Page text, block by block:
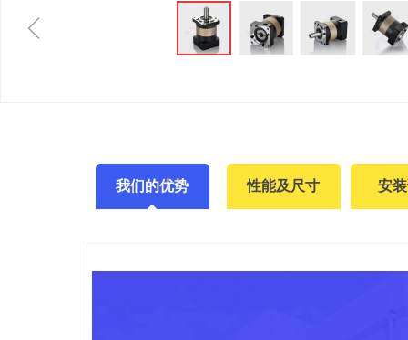
ꁆ
我们的优势 性能及尺寸 安